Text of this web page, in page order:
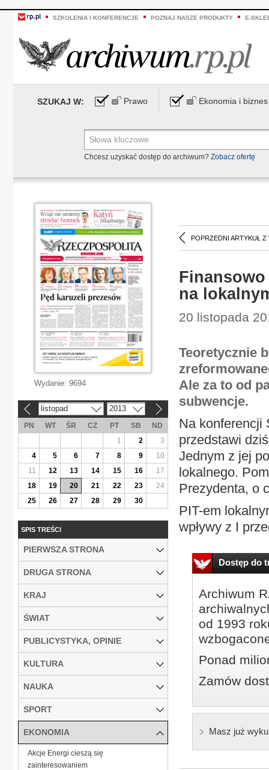
SZKOLENIA I KONFERENCJE POZNAJ NASZE PRODUKTY E-
SZUKAJ W: Prawo Ekonomia i biznes
Chcesz uzyskać dostęp do archiwum? Zobacz ofertę
POPRZEDNI ARTYKUŁ Z
na
20 listopada
Teoretycznie
Ale za to od
subwencje.
Na konferencji
przedstawi
Jednym z jej
lokalnego.
Prezydenta, o
PIT-em
wpływy z I
Dostęp do
Archiwum
od 1993
Ponad
Zamów
Masz już
Wydanie: 9694
listopad 2013
PN WT ŚR CZ PT SB
ND
1
2
3
4
5 6 7 8 9
10
11
12 13 14 15 16
17
18
19 20 21 22 23
24
25
26 27 28 29 30
SPIS TREŚCI
PIERWSZA STRONA
DRUGA STRONA
KRAJ
ŚWIAT
PUBLICYSTYKA, OPINIE
KULTURA
NAUKA
SPORT
EKONOMIA
Akcje Energi cieszą się
zainteresowaniem